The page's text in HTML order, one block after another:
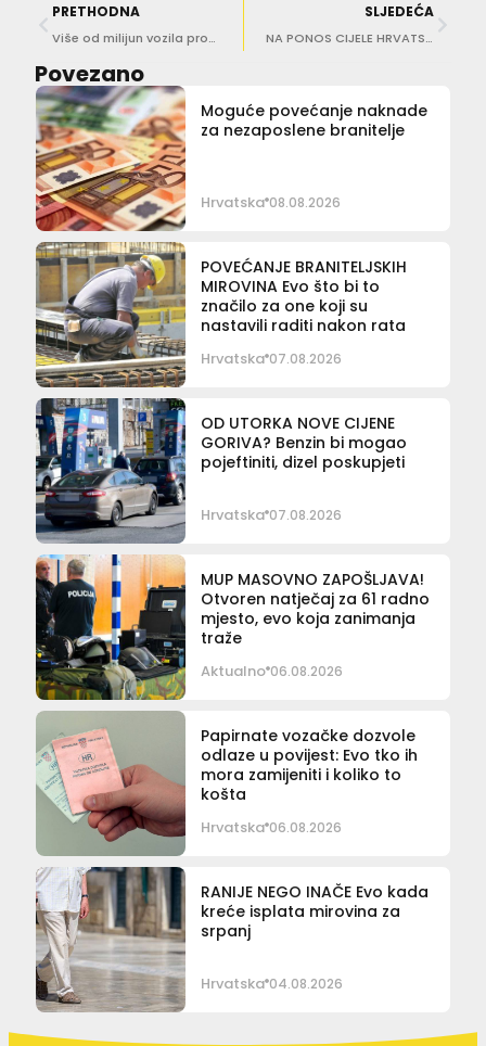
PRETHODNA
Više od milijun vozila prošlo je za vikend hrvatskim autocestama
SLJEDEĆA
NA PONOS CIJELE HRVATSKE! Znate li što se održava 31. srpnja?
Povezano
Moguće povećanje naknade
za nezaposlene branitelje
Hrvatska 08.08.2026
POVEĆANJE BRANITELJSKIH
MIROVINA Evo što bi to
značilo za one koji su
nastavili raditi nakon rata
Hrvatska 07.08.2026
OD UTORKA NOVE CIJENE
GORIVA? Benzin bi mogao
pojeftiniti, dizel poskupjeti
Hrvatska 07.08.2026
MUP MASOVNO ZAPOŠLJAVA!
Otvoren natječaj za 61 radno
mjesto, evo koja zanimanja
traže
Aktualno 06.08.2026
Papirnate vozačke dozvole
odlaze u povijest: Evo tko ih
mora zamijeniti i koliko to
košta
Hrvatska 06.08.2026
RANIJE NEGO INAČE Evo kada
kreće isplata mirovina za
srpanj
Hrvatska 04.08.2026